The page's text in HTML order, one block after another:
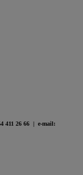
411 26 66 | e-mail: